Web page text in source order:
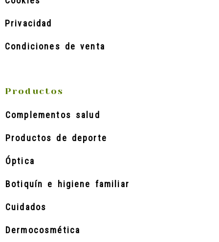
Privacidad
Condiciones de venta
Productos
Complementos salud
Productos de deporte
Óptica
Botiquín e higiene familiar
Cuidados
Dermocosmética